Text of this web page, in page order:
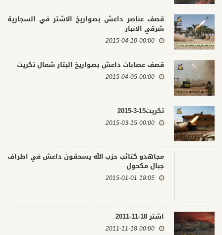
قصف عناصر داعش بصواريخ الاشتر في السجارية
شرقي الانبار
00:00 2015-04-10
قصف عصابات داعش بصواريخ البتار شمال تكريت
00:00 2015-04-05
تكريت15-3-2015
00:00 2015-03-15
مجاهدو كتائب حزب الله يسحقون داعش في اطراف
جبال مكحول
18:05 2015-01-01
اشتر 18-11-2011
00:00 2011-11-18